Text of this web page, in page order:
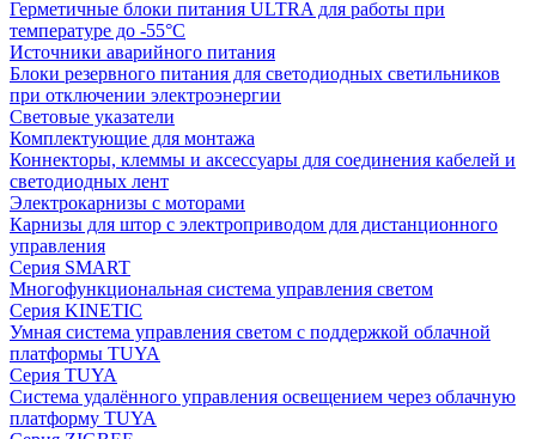
Герметичные блоки питания ULTRA для работы при
температуре до -55°C
Источники аварийного питания
Блоки резервного питания для светодиодных светильников
при отключении электроэнергии
Световые указатели
Комплектующие для монтажа
Коннекторы, клеммы и аксессуары для соединения кабелей и
светодиодных лент
Электрокарнизы с моторами
Карнизы для штор с электроприводом для дистанционного
управления
Серия SMART
Многофункциональная система управления светом
Серия KINETIC
Умная система управления светом с поддержкой облачной
платформы TUYA
Серия TUYA
Система удалённого управления освещением через облачную
платформу TUYA